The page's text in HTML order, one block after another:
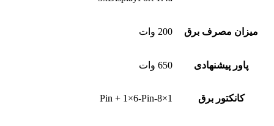
مصرف برق 200 وات
650 وات
برق 1×8-Pin + 1×6-Pin